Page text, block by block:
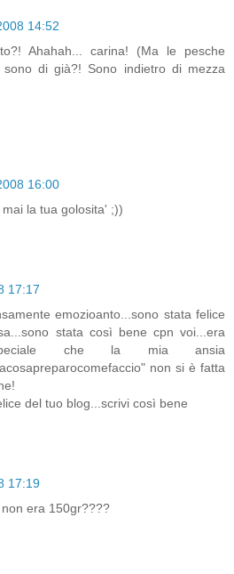
14:52
Ahahah... carina! (Ma le pesche
di già?! Sono indietro di mezza
16:00
la tua golosita' ;))
17:17
emozioanto...sono stata felice
stata così bene cpn voi...era
che la mia ansia
non si è fatta
del tuo blog...scrivi così bene
17:19
era 150gr????